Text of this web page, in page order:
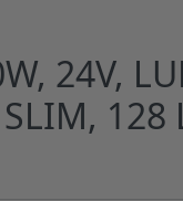
24V,
128